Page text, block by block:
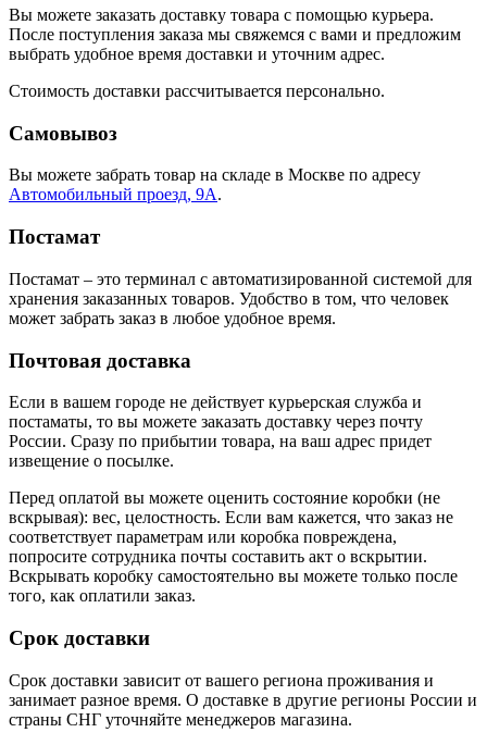
Вы можете заказать доставку товара с помощью курьера.
После поступления заказа мы свяжемся с вами и предложим
выбрать удобное время доставки и уточним адрес.
Стоимость доставки рассчитывается персонально.
Самовывоз
Вы можете забрать товар на складе в Москве по адресу
Автомобильный проезд, 9А.
Постамат
Постамат – это терминал с автоматизированной системой для
хранения заказанных товаров. Удобство в том, что человек
может забрать заказ в любое удобное время.
Почтовая доставка
Если в вашем городе не действует курьерская служба и
постаматы, то вы можете заказать доставку через почту
России. Сразу по прибытии товара, на ваш адрес придет
извещение о посылке.
Перед оплатой вы можете оценить состояние коробки (не
вскрывая): вес, целостность. Если вам кажется, что заказ не
соответствует параметрам или коробка повреждена,
попросите сотрудника почты составить акт о вскрытии.
Вскрывать коробку самостоятельно вы можете только после
того, как оплатили заказ.
Срок доставки
Срок доставки зависит от вашего региона проживания и
занимает разное время. О доставке в другие регионы России и
страны СНГ уточняйте менеджеров магазина.